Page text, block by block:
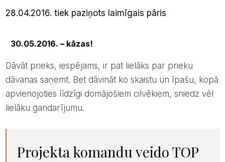
28.04.2016. tiek paziņots laimīgais pāris
30.05.2016. – kāzas!
Dāvāt prieks, iespējams, ir pat lielāks par prieku
dāvanas saņemt. Bet dāvināt ko skaistu un īpašu, kopā
apvienojoties līdzīgi domājošiem cilvēkiem, sniedz vēl
lielāku gandarījumu.
Projekta komandu veido TOP